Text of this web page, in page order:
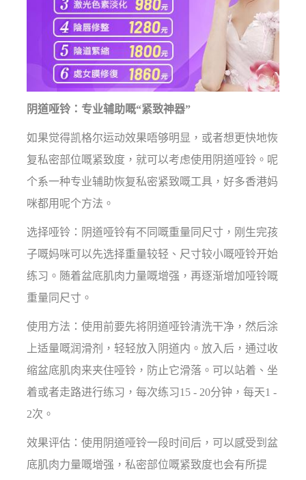
阴道哑铃：专业辅助嘅“紧致神器”
如果觉得凯格尔运动效果唔够明显，或者想更快地恢
复私密部位嘅紧致度，就可以考虑使用阴道哑铃。呢
个系一种专业辅助恢复私密紧致嘅工具，好多香港妈
咪都用呢个方法。
选择哑铃：阴道哑铃有不同嘅重量同尺寸，刚生完孩
子嘅妈咪可以先选择重量较轻、尺寸较小嘅哑铃开始
练习。随着盆底肌肉力量嘅增强，再逐渐增加哑铃嘅
重量同尺寸。
使用方法：使用前要先将阴道哑铃清洗干净，然后涂
上适量嘅润滑剂，轻轻放入阴道内。放入后，通过收
缩盆底肌肉来夹住哑铃，防止它滑落。可以站着、坐
着或者走路进行练习，每次练习15 - 20分钟，每天1 -
2次。
效果评估：使用阴道哑铃一段时间后，可以感受到盆
底肌肉力量嘅增强，私密部位嘅紧致度也会有所提